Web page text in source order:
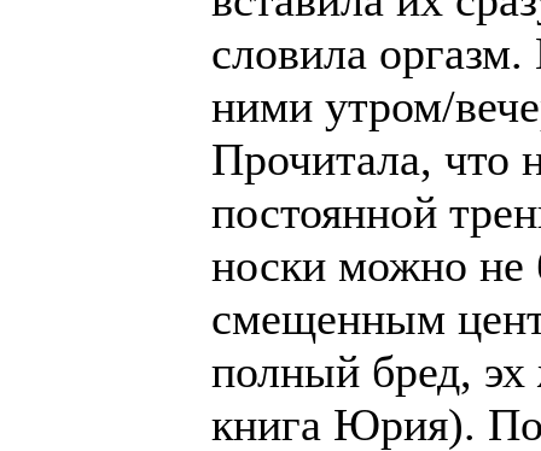
словила
ними утром/
Прочитала, что
постоянной
носки можно не
смещенным
полный бред, эх
книга Юрия).